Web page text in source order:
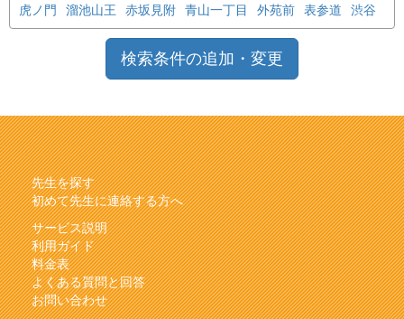
虎ノ門
溜池山王 赤坂見附 青山一丁目 外苑前 表参道 渋谷
検索条件の追加・変更
先生を探す
初めて先生に連絡する方へ
サービス説明
利用ガイド
料金表
よくある質問と回答
お問い合わせ